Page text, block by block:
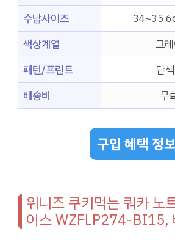
수납사이즈
색상계열
그
패턴/프린트
단
배송비
무
구입 혜택 정보
위니즈 쿠키먹는 쿼카 노
이스 WZFLP274-BI15,